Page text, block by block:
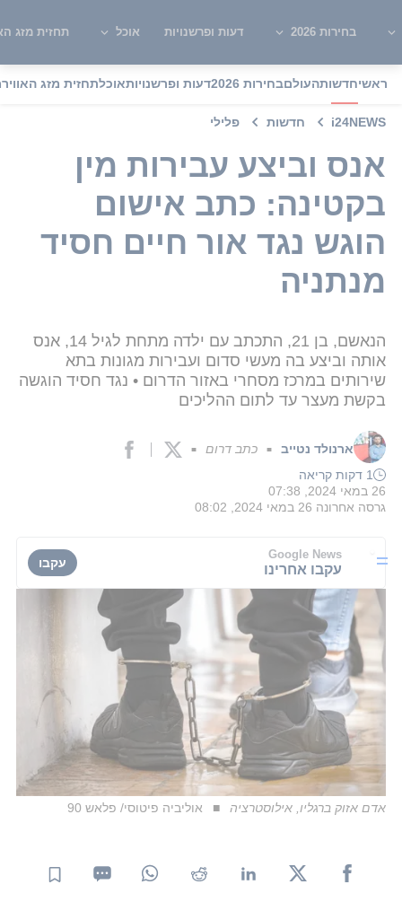
בחירות 2026 דעות ופרשנויות אוכל תחזית מזג
ראשיחדשותהעולםבחירות 2026 דעות ופרשנויותאוכלתחזית מזג האוויר
i24NEWS חדשות פלילי
אנס וביצע עבירות מין
בקטינה: כתב אישום
הוגש נגד אור חיים חסיד
מנתניה
הנאשם, בן 21, התכתב עם ילדה מתחת לגיל 14, אנס
אותה וביצע בה מעשי סדום ועבירות מגונות בתא
שירותים במרכז מסחרי באזור הדרום • נגד חסיד הוגשה
בקשת מעצר עד לתום ההליכים
ארנולד נטייב ■ כתב דרום ■
1 דקות קריאה
26 במאי 2024, 07:38
גרסה אחרונה 26 במאי 2024, 08:02
Google News
עקבו אחרינו עקבו
אדם אזוק ברגליו, אילוסטרציה אוליביה פיטוסי/ פלאש 90